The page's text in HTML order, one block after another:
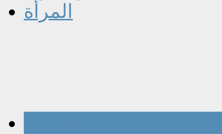
المرأة